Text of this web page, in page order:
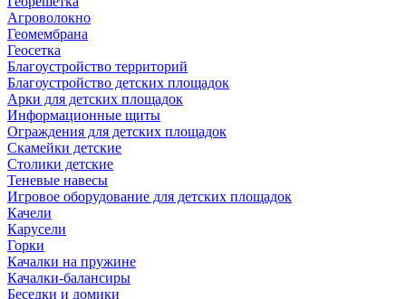
Агроволокно
Геомембрана
Геосетка
Благоустройство территорий
Благоустройство детских площадок
Арки для детских площадок
Информационные щиты
Ограждения для детских площадок
Скамейки детские
Столики детские
Теневые навесы
Игровое оборудование для детских площадок
Качели
Карусели
Горки
Качалки на пружине
Качалки-балансиры
Беседки и домики